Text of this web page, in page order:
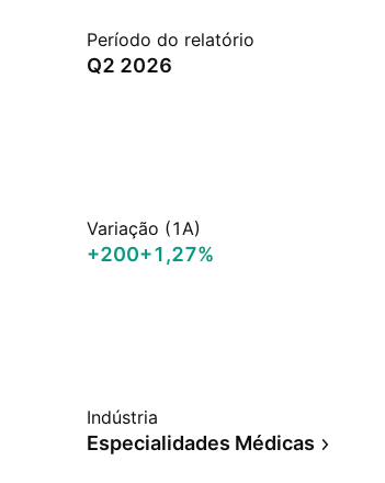
Período do relatório
Q2 2026
Variação (1A)
+200+1,27%
Indústria
Especialidades Médicas